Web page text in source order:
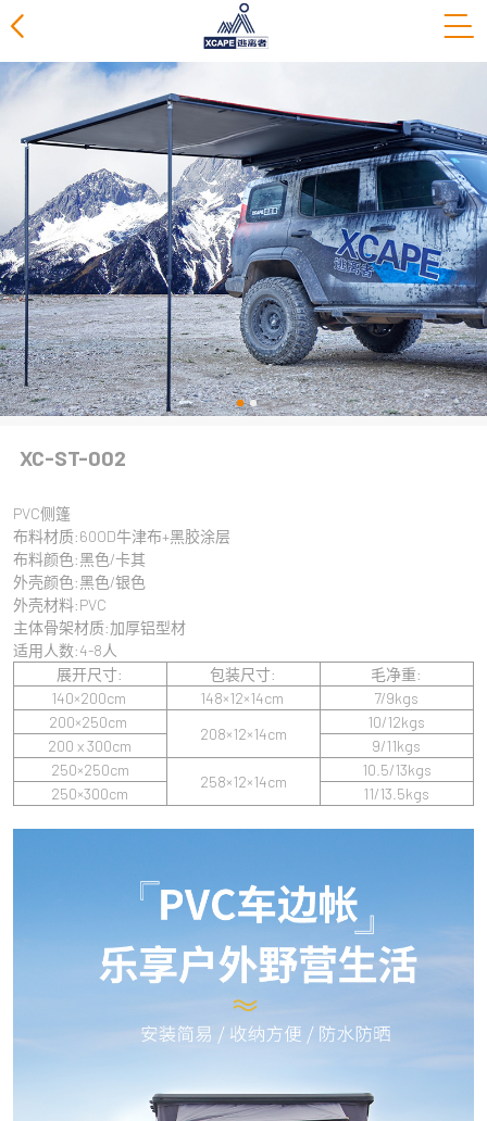
XC-ST-002
PVC侧篷
布料材质:60OD牛津布+黑胶涂层
布料颜色:黑色/卡其
外壳颜色:黑色/银色
外壳材料:PVC
主体骨架材质:加厚铝型材
适用人数:4-8人
展开尺寸:
包装尺寸:
毛净重:
140×200cm 148×12×14cm 7/9kgs
200×250cm
208×12×14cm
10/12kgs
200 x 300cm
9/11kgs
250×250cm
258×12×14cm
10.5/13kgs
250×300cm 11/13.5kgs
产品展示
车顶帐篷系列
270°侧帐篷系列
侧帐篷系列
房车遮阳棚系列
洗澡帐篷系列
天幕桌椅
车顶行李架
其他配件
电梯板
关闭